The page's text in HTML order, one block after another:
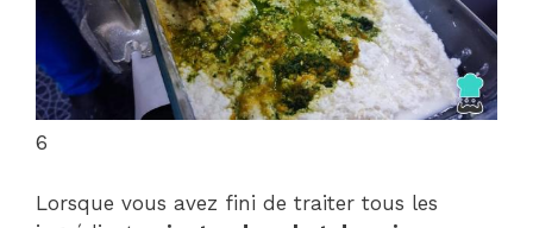
6
Lorsque vous avez fini de traiter tous les